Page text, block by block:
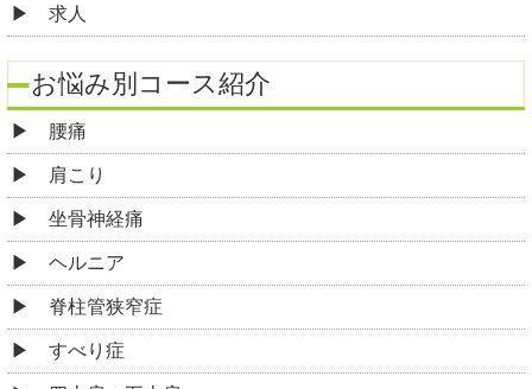
求人
お悩み別コース紹介
腰痛
肩こり
坐骨神経痛
ヘルニア
脊柱管狭窄症
すべり症